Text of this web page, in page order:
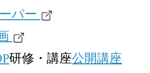
パー
研修・講座公開講座